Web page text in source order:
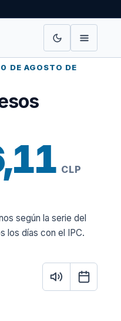
DE AGOSTO DE
CLP
según la serie del
los días con el IPC.